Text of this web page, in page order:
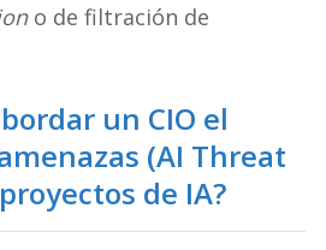
o de filtración de
un CIO el
(AI Threat
de IA?